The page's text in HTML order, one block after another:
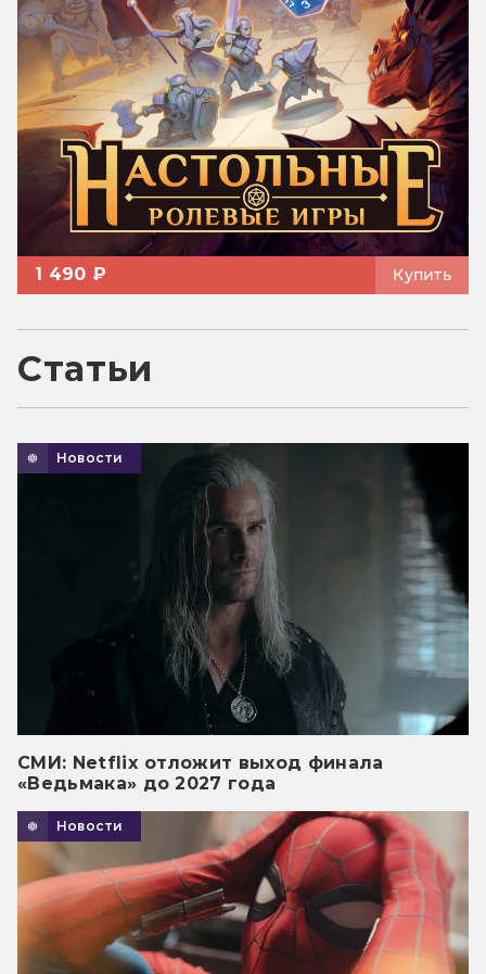
1 490 ₽ Купить
Статьи
Новости
СМИ: Netflix отложит выход финала
«Ведьмака» до 2027 года
Новости